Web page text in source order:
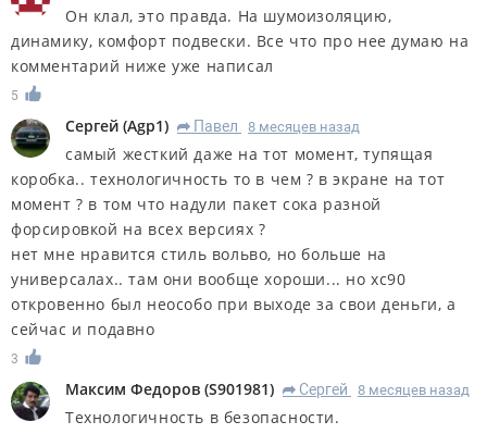
Он клал, это правда. На шумоизоляцию,
динамику, комфорт подвески. Все что про нее думаю на
комментарий ниже уже написал
5
Сергей (Agp1) R Павел 8 месяцев назад
самый жесткий даже на тот момент, тупящая
коробка.. технологичность то в чем ? в экране на тот
момент ? в том что надули пакет сока разной
форсировкой на всех версиях ?
нет мне нравится стиль вольво, но больше на
универсалах.. там они вообще хороши... но хс90
откровенно был неособо при выходе за свои деньги, а
сейчас и подавно
3
Максим Федоров (S901981) R Сергей 8 месяцев назад
Технологичность в безопасности.